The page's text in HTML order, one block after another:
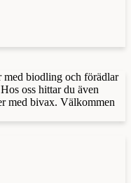
med biodling och förädlar
oss hittar du även
med bivax. Välkommen